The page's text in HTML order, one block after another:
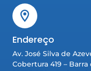
Endereço
Av. José Silva de
Cobertura 419 –